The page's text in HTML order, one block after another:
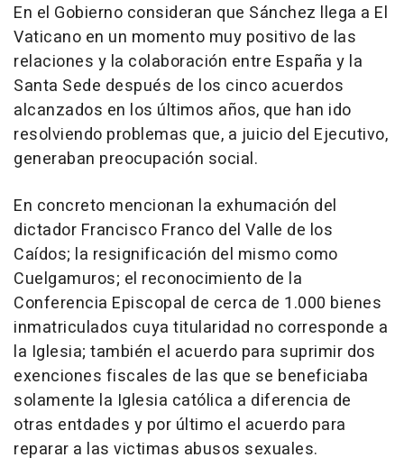
En el Gobierno consideran que Sánchez llega a El
Vaticano en un momento muy positivo de las
relaciones y la colaboración entre España y la
Santa Sede después de los cinco acuerdos
alcanzados en los últimos años, que han ido
resolviendo problemas que, a juicio del Ejecutivo,
generaban preocupación social.
En concreto mencionan la exhumación del
dictador Francisco Franco del Valle de los
Caídos; la resignificación del mismo como
Cuelgamuros; el reconocimiento de la
Conferencia Episcopal de cerca de 1.000 bienes
inmatriculados cuya titularidad no corresponde a
la Iglesia; también el acuerdo para suprimir dos
exenciones fiscales de las que se beneficiaba
solamente la Iglesia católica a diferencia de
otras entdades y por último el acuerdo para
reparar a las victimas abusos sexuales.